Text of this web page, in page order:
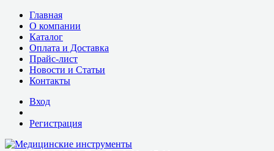
Главная
О компании
Каталог
Оплата и Доставка
Прайс-лист
Новости и Статьи
Контакты
Вход
Регистрация